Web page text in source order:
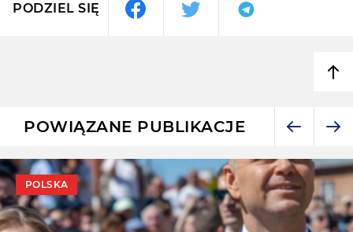
PODZIEL SIĘ
POWIĄZANE PUBLIKACJE
POLSKA